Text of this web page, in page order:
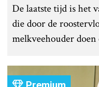
De laatste tijd is het
die door de
melkveehouder